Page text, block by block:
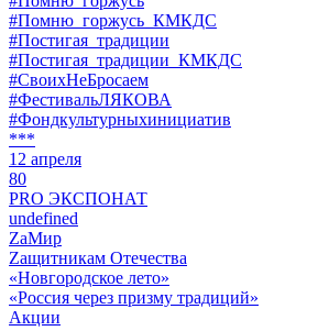
#Помню_горжусь_КМКДС
#Постигая_традиции
#Постигая_традиции_КМКДС
#СвоихНеБросаем
#ФестивальЛЯКОВА
#Фондкультурныхинициатив
***
12 апреля
80
PRO ЭКСПОНАТ
undefined
ZaМир
Zащитникам Отечества
«Новгородское лето»
«Россия через призму традиций»
Акции